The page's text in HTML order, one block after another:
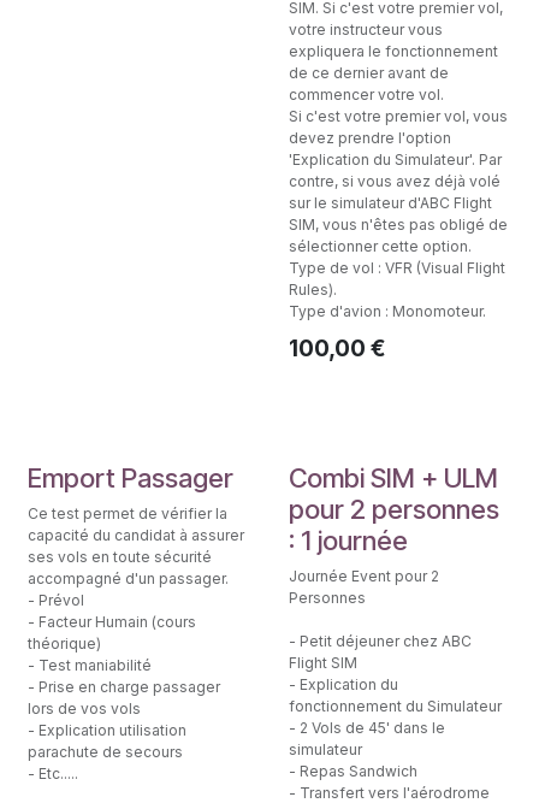
SIM. Si c'est votre premier vol,
votre instructeur vous
expliquera le fonctionnement
de ce dernier avant de
commencer votre vol.
Si c'est votre premier vol, vous
devez prendre l'option
'Explication du Simulateur'. Par
contre, si vous avez déjà volé
sur le simulateur d'ABC Flight
SIM, vous n'êtes pas obligé de
sélectionner cette option.
Type de vol : VFR (Visual Flight
Rules).
Type d'avion : Monomoteur.
100,00 €
Emport Passager
Ce test permet de vérifier la
capacité du candidat à assurer
ses vols en toute sécurité
accompagné d'un passager.
- Prévol
- Facteur Humain (cours
théorique)
- Test maniabilité
- Prise en charge passager
lors de vos vols
- Explication utilisation
parachute de secours
- Etc.....
New!
Combi SIM + ULM
pour 2 personnes
: 1 journée
Journée Event pour 2
Personnes
- Petit déjeuner chez ABC
Flight SIM
- Explication du
fonctionnement du Simulateur
- 2 Vols de 45' dans le
simulateur
- Repas Sandwich
- Transfert vers l'aérodrome